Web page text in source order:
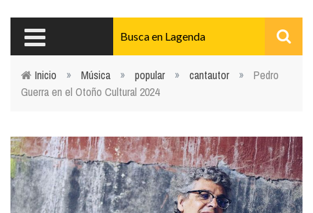
Usted está aquí
Inicio » Música » popular » cantautor »
Pedro
Guerra en el Otoño Cultural 2024